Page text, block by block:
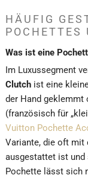
HÄUFIG
POCHETTES
Was ist eine
Im Luxussegment
Clutch ist eine
der Hand geklemmt
(französisch für
Vuitton Pochette
Variante, die oft mit
ausgestattet ist
Pochette lässt sich